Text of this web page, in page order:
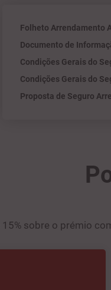
Folheto Arrendamento
Documento de
Condições Gerais do
Condições Gerais do
Proposta de Seguro
sobre o prémio